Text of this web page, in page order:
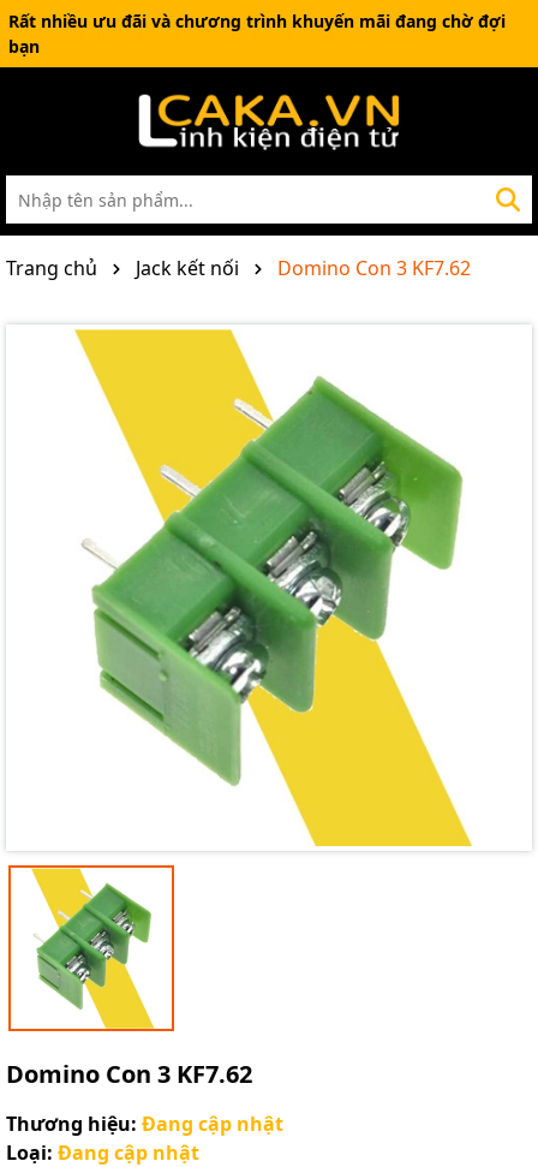
Rất nhiều ưu đãi và chương trình khuyến mãi đang chờ đợi
bạn
Trang chủ Jack kết nối Domino Con 3 KF7.62
Domino Con 3 KF7.62
Thương hiệu: Đang cập nhật
Loại: Đang cập nhật
Điều kiện: